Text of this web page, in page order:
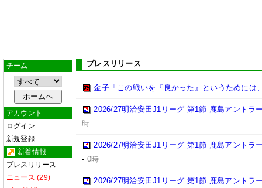
チーム
アカウント
ログイン
新規登録
新着情報
プレスリリース
ニュース (29)
プレスリリース
金子「この戦いを『良かった』というためには
2026/27明治安田J1リーグ 第1節 鹿島アントラ
時
2026/27明治安田J1リーグ 第1節 鹿島アントラ
- 0時
2026/27明治安田J1リーグ 第1節 鹿島アントラ